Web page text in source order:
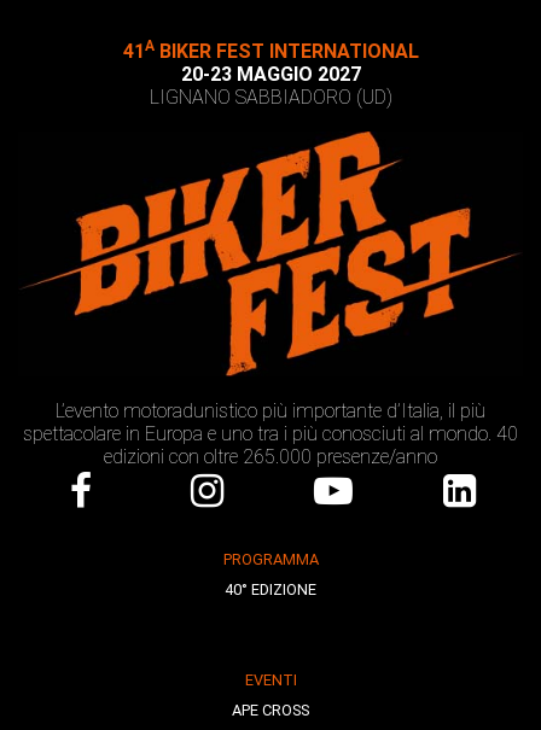
41 ABIKER FEST INTERNATIONAL
20-23 MAGGIO 2027
LIGNANO SABBIADORO (UD)
L’evento motoradunistico più importante d’Italia, il più
spettacolare in Europa e uno tra i più conosciuti al mondo. 40
edizioni con oltre 265.000 presenze/anno
PROGRAMMA
40° EDIZIONE
EVENTI
APE CROSS